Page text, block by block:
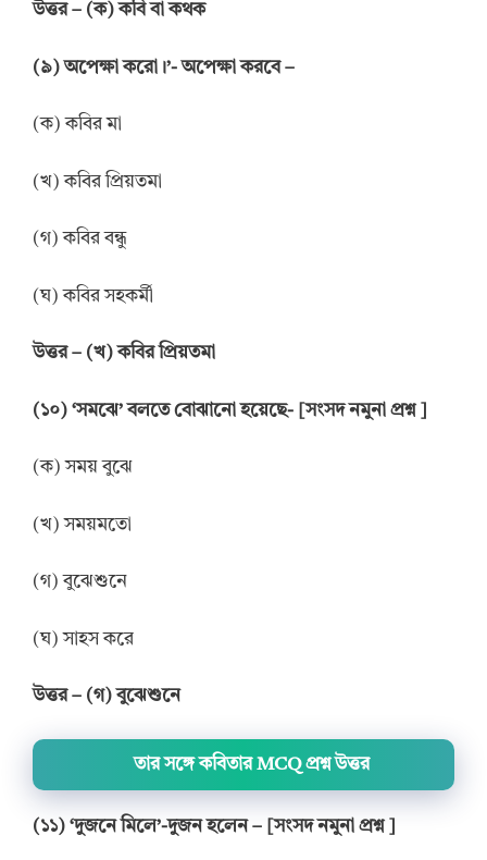
উত্তর – (ক) কবি বা কথক
(৯) অপেক্ষা করো।’- অপেক্ষা করবে –
(ক) কবির মা
(খ) কবির প্রিয়তমা
(গ) কবির বন্ধু
(ঘ) কবির সহকর্মী
উত্তর – (খ) কবির প্রিয়তমা
(১০) ‘সমঝে’ বলতে বোঝানো হয়েছে- [সংসদ নমুনা প্রশ্ন ]
(ক) সময় বুঝে
(খ) সময়মতো
(গ) বুঝেশুনে
(ঘ) সাহস করে
উত্তর – (গ) বুঝেশুনে
তার সঙ্গে কবিতার MCQ প্রশ্ন উত্তর
(১১) ‘দুজনে মিলে’-দুজন হলেন – [সংসদ নমুনা প্রশ্ন ]